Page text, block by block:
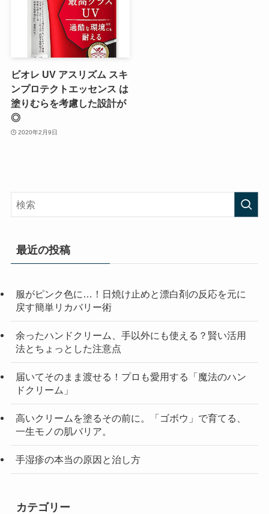
ビオレ UV アスリズム スキ
ンプロテクトエッセンス は
塗りむらを考慮した設計が
◎
2020年2月9日
最近の投稿
服がピンク色に…！日焼け止めと漂白剤の反応を元に
戻す簡単リカバリー術
余ったハンドクリーム、手以外にも使える？賢い活用
法とちょっとした注意点
届いてそのまま渡せる！プロも愛用する「魔法のハン
ドクリーム」
高いクリームを塗るその前に。「ゴボウ」で育てる、
一生モノの肌バリア。
手湿疹の本当の原因と治し方
カテゴリー